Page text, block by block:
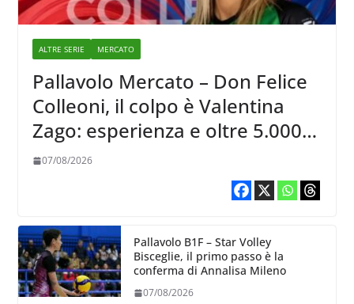
ALTRE SERIE MERCATO
Pallavolo Mercato – Don Felice
Colleoni, il colpo è Valentina
Zago: esperienza e oltre 5.000
punti al servizio di Trescore
07/08/2026
Pallavolo B1F – Star Volley
Bisceglie, il primo passo è la
conferma di Annalisa Mileno
07/08/2026